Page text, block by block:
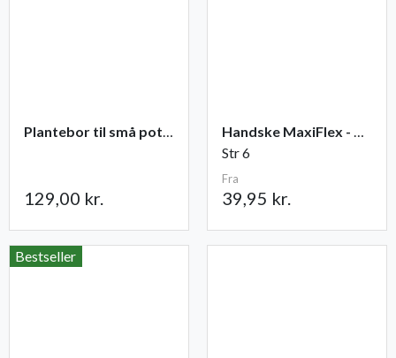
Plantebor til små potter
129,00 kr.
Handske MaxiFlex - Ultimate
Str 6
Fra
39,95 kr.
Bestseller